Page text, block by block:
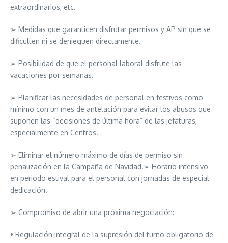
extraordinarios, etc.
➢ Medidas que garanticen disfrutar permisos y AP sin que se
dificulten ni se denieguen directamente.
➢ Posibilidad de que el personal laboral disfrute las
vacaciones por semanas.
➢ Planificar las necesidades de personal en festivos como
mínimo con un mes de antelación para evitar los abusos que
suponen las “decisiones de última hora” de las jefaturas,
especialmente en Centros.
➢ Eliminar el número máximo de días de permiso sin
penalización en la Campaña de Navidad.➢ Horario intensivo
en periodo estival para el personal con jornadas de especial
dedicación.
➢ Compromiso de abrir una próxima negociación:
• Regulación integral de la supresión del turno obligatorio de